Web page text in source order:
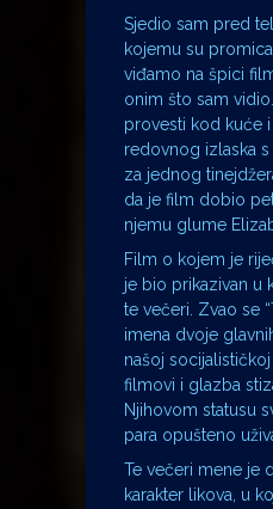
Sjedio sam pred
kojemu su
viđamo na špici
onim što sam
provesti kod kuće
redovnog izlaska
za jednog
da je film dobio
njemu glume
Film o kojem je
je bio prikazivan u
te večeri. Zvao se
imena dvoje
našoj
filmovi i glazba
Njihovom statusu
para opušteno
Te večeri mene je
karakter likova, u